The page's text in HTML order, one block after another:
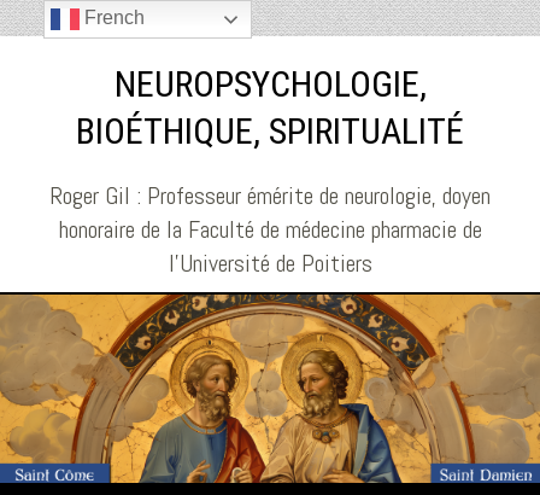
NEUROPSYCHOLOGIE,
BIOÉTHIQUE, SPIRITUALITÉ
Roger Gil : Professeur émérite de neurologie, doyen
honoraire de la Faculté de médecine pharmacie de
l'Université de Poitiers
French